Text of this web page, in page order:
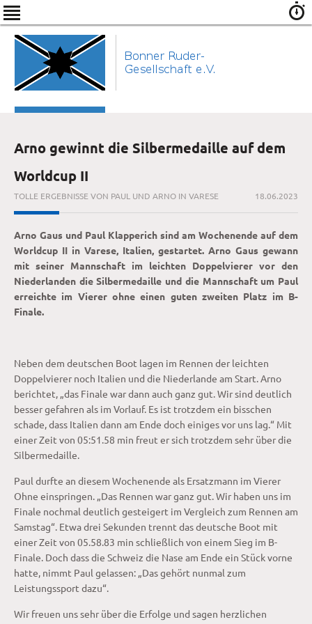
Arno gewinnt die Silbermedaille auf dem
Worldcup II
TOLLE ERGEBNISSE VON PAUL UND ARNO IN VARESE 18.06.2023
Arno Gaus und Paul Klapperich sind am Wochenende auf dem
Worldcup II in Varese, Italien, gestartet. Arno Gaus gewann
mit seiner Mannschaft im leichten Doppelvierer vor den
Niederlanden die Silbermedaille und die Mannschaft um Paul
erreichte im Vierer ohne einen guten zweiten Platz im B-
Finale.
Neben dem deutschen Boot lagen im Rennen der leichten
Doppelvierer noch Italien und die Niederlande am Start. Arno
berichtet, „das Finale war dann auch ganz gut. Wir sind deutlich
besser gefahren als im Vorlauf. Es ist trotzdem ein bisschen
schade, dass Italien dann am Ende doch einiges vor uns lag.“ Mit
einer Zeit von 05:51.58 min freut er sich trotzdem sehr über die
Silbermedaille.
Paul durfte an diesem Wochenende als Ersatzmann im Vierer
Ohne einspringen. „Das Rennen war ganz gut. Wir haben uns im
Finale nochmal deutlich gesteigert im Vergleich zum Rennen am
Samstag“. Etwa drei Sekunden trennt das deutsche Boot mit
einer Zeit von 05.58.83 min schließlich von einem Sieg im B-
Finale. Doch dass die Schweiz die Nase am Ende ein Stück vorne
hatte, nimmt Paul gelassen: „Das gehört nunmal zum
Leistungssport dazu“.
Wir freuen uns sehr über die Erfolge und sagen herzlichen